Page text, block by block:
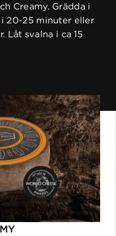
Creamy. Grädda i
20-25 minuter eller
Låt svalna i ca 15